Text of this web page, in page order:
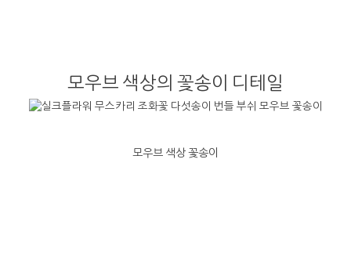
모우브 색상의 꽃송이 디테일
모우브 색상 꽃송이